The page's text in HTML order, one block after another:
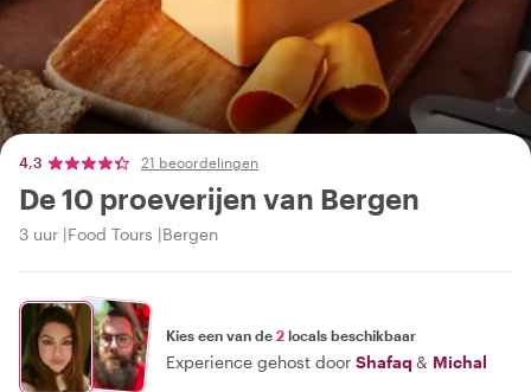
4,3 21 beoordelingen
De 10 proeverijen van Bergen
3 uur Food Tours Bergen
Kies een van de 2 locals beschikbaar
Experience gehost door Shafaq & Michal